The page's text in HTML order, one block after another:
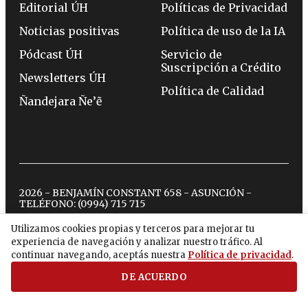
Utilizamos cookies propias y terceros para mejorar tu
experiencia de navegación y analizar nuestro tráfico. Al
continuar navegando, aceptás nuestra Política de privacidad.
DE ACUERDO
Editorial ÚH
Noticias positivas
Pódcast ÚH
Newsletters ÚH
Ñandejara Ñe’ẽ
Políticas de Privacidad
Política de uso de la IA
Servicio de
Suscripción a Crédito
Política de Calidad
2026 - BENJAMÍN CONSTANT 658 - ASUNCIÓN -
TELÉFONO: (0994) 715 715
twitterinstagram
facebook
tiktokyoutubespotify